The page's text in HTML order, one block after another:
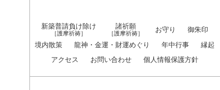
新築普請負け除け
［護摩祈祷］
諸祈願
［護摩祈祷］ お守り 御朱印
境内散策 龍神・金運・財運めぐり 年中行事
縁起
アクセス
お問い合わせ 個人情報保護方針